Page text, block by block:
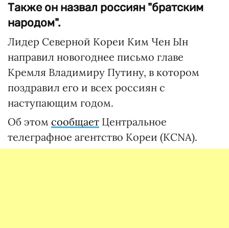
Также он назвал россиян "братским
народом".
Лидер Северной Кореи Ким Чен Ын
направил новогоднее письмо главе
Кремля Владимиру Путину, в котором
поздравил его и всех россиян с
наступающим годом.
Об этом сообщает Центральное
телеграфное агентство Кореи (KCNA).